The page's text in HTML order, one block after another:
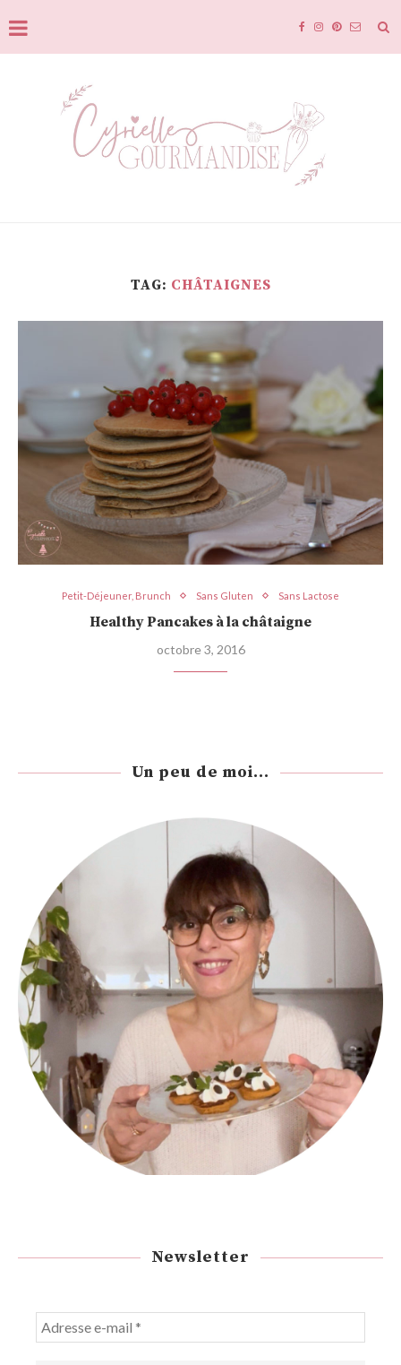
TAG: CHÂTAIGNES
Petit-Déjeuner, Brunch Sans Gluten Sans Lactose
Healthy Pancakes à la châtaigne
octobre 3, 2016
Un peu de moi...
Newsletter